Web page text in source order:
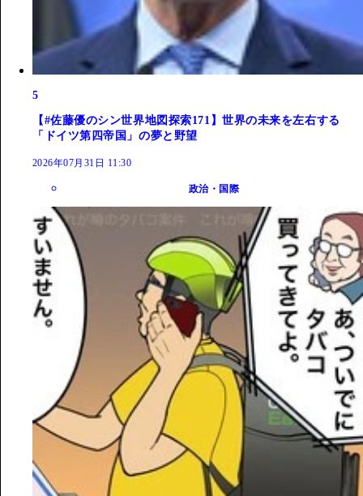
5
【#佐藤優のシン世界地図探索171】世界の未来を左右する
「ドイツ第四帝国」の夢と野望
2026年07月31日 11:30
政治・国際